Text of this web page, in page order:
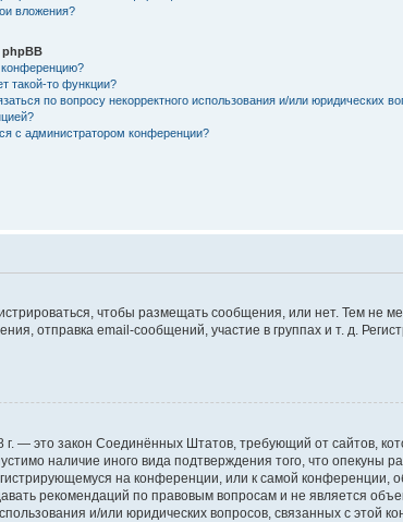
вложения?
конференцию?
такой-то функции?
по вопросу некорректного использования и/или юридических
с администратором конференции?
чтобы размещать сообщения, или нет. Тем не
отправка email-сообщений, участие в группах и т. д.
г. — это закон Соединённых Штатов, требующий от сайтов,
наличие иного вида подтверждения того, что опекуны
на конференции, или к самой конференции,
рекомендаций по правовым вопросам и не является
и/или юридических вопросов, связанных с этой